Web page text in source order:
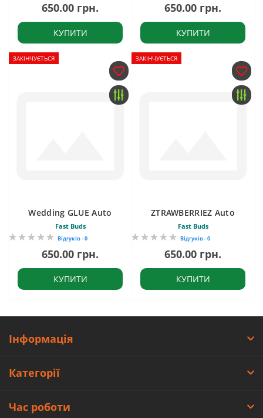
650.00 грн.
КУПИТИ
650.00 грн.
КУПИТИ
ЗАКІНЧУЄТЬСЯ
Wedding GLUE Auto
Fast Buds
Відгуків - 0
650.00 грн.
КУПИТИ
ЗАКІНЧУЄТЬСЯ
ZTRAWBERRIEZ Auto
Fast Buds
Відгуків - 0
650.00 грн.
КУПИТИ
Інформація
Категорії
Час роботи